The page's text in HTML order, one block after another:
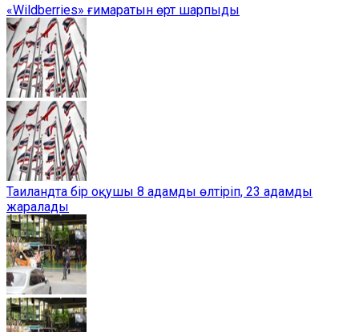
«Wildberries» ғимаратын өрт шарпыды
Таиландта бір оқушы 8 адамды өлтіріп, 23 адамды
жаралады